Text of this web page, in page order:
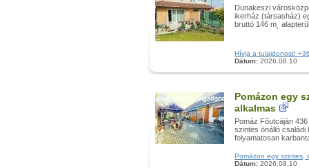
Dunakeszi
ikerház (társasház)
bruttó 146 m˛
Hívja a tulajdonost!
Dátum: 2026.08.10
Pomázon egy
alkalmas
Pomáz Főutcáján
szintes önálló családi
folyamatosan
Pomázon egy szintes,
Dátum: 2026.08.10